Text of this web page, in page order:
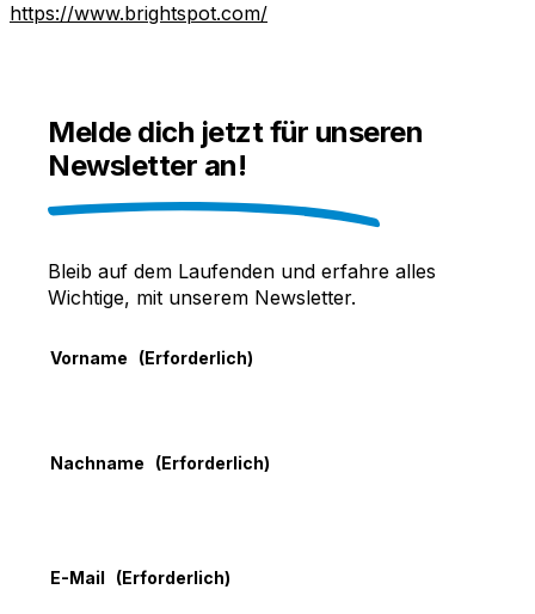
https://www.brightspot.com/
Melde dich jetzt für unseren
Newsletter an!
Bleib auf dem Laufenden und erfahre alles
Wichtige, mit unserem Newsletter.
(Erforderlich)
(Erforderlich)
(Erforderlich)